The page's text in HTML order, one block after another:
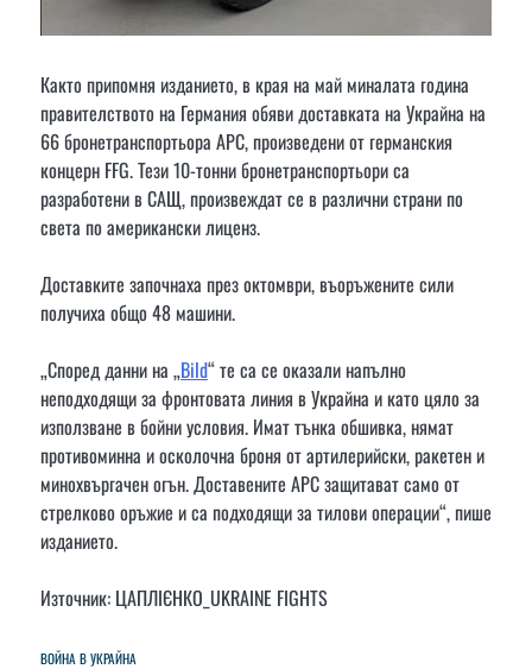
Както припомня изданието, в края на май миналата година
правителството на Германия обяви доставката на Украйна на
66 бронетранспортьора АРС, произведени от германския
концерн FFG. Тези 10-тонни бронетранспортьори са
разработени в САЩ, произвеждат се в различни страни по
света по американски лиценз.
Доставките започнаха през октомври, въоръжените сили
получиха общо 48 машини.
„Според данни на „Bild“ те са се оказали напълно
неподходящи за фронтовата линия в Украйна и като цяло за
използване в бойни условия. Имат тънка обшивка, нямат
противоминна и осколочна броня от артилерийски, ракетен и
минохвъргачен огън. Доставените АРС защитават само от
стрелково оръжие и са подходящи за тилови операции“, пише
изданието.
Източник: ЦАПЛІЄНКО_UKRAINE FIGHTS
ВОЙНА В УКРАЙНА